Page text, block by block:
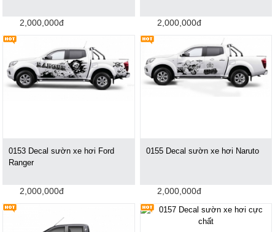
2,000,000đ 2,000,000đ
0153 Decal sườn xe hơi Ford
Ranger
2,000,000đ
0155 Decal sườn xe hơi Naruto
2,000,000đ